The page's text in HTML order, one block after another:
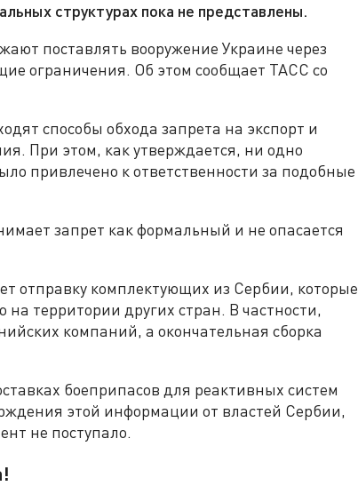
структурах пока не представлены.
поставлять вооружение Украине через
ограничения. Об этом сообщает ТАСС со
способы обхода запрета на экспорт и
При этом, как утверждается, ни одно
привлечено к ответственности за подобные
запрет как формальный и не опасается
отправку комплектующих из Сербии, которые
территории других стран. В частности,
компаний, а окончательная сборка
боеприпасов для реактивных систем
этой информации от властей Сербии,
не поступало.